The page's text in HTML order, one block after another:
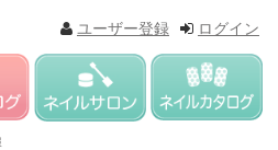
ログイン
ユーザー登録